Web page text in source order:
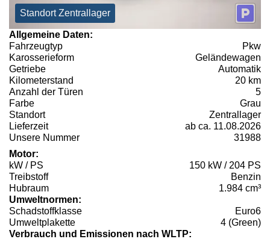
Standort Zentrallager
Allgemeine Daten:
Fahrzeugtyp
Pkw
Karosserieform
Geländewagen
Getriebe
Automatik
Kilometerstand
20 km
Anzahl der Türen
5
Farbe
Grau
Standort
Zentrallager
Lieferzeit
ab ca. 11.08.2026
Unsere Nummer
31988
Motor:
kW / PS
150 kW / 204 PS
Treibstoff
Benzin
Hubraum
1.984 cm³
Umweltnormen:
Schadstoffklasse
Euro6
Umweltplakette
4 (Green)
Verbrauch und Emissionen nach WLTP: